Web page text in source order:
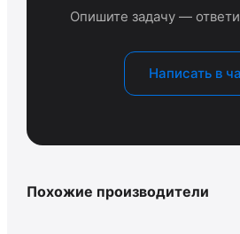
Опишите задачу —
Написать в
Похожие производители